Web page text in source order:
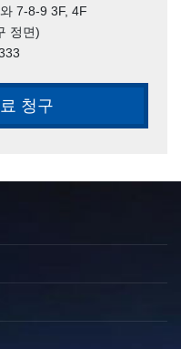
7-8-9 3F, 4F
정면)
청구